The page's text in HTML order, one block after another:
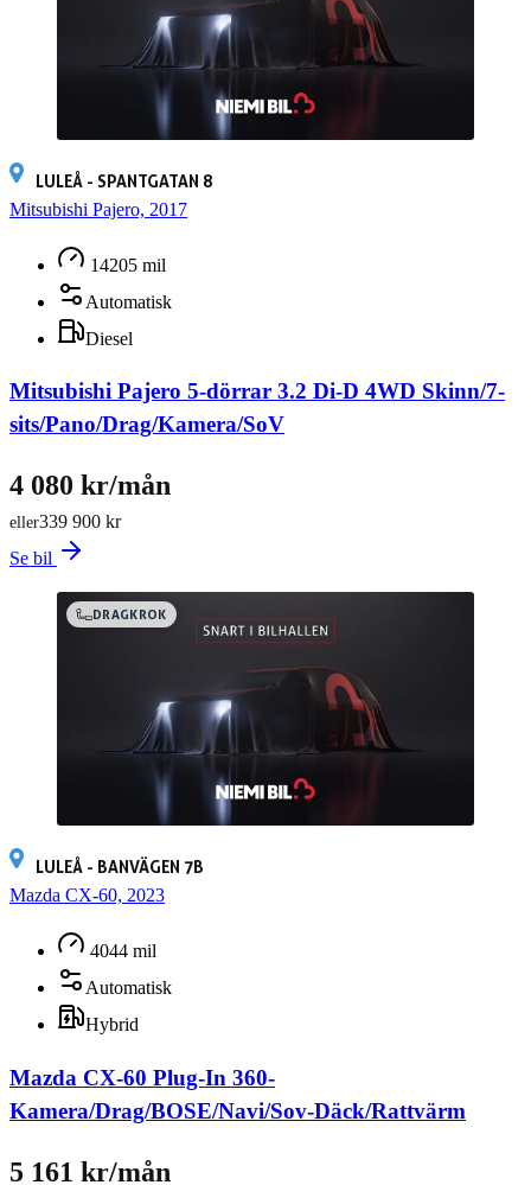
LULEÅ - SPANTGATAN 8
Mitsubishi Pajero, 2017
14205 mil
Automatisk
Diesel
Mitsubishi Pajero 5-dörrar 3.2 Di-D 4WD Skinn/7-
sits/Pano/Drag/Kamera/SoV
339 900 kr
eller
4 080 kr/mån
Se bil
DRAGKROK
LULEÅ - BANVÄGEN 7B
Mazda CX-60, 2023
4044 mil
Automatisk
Hybrid
Mazda CX-60 Plug-In 360-
Kamera/Drag/BOSE/Navi/Sov-Däck/Rattvärm
5 161 kr/mån